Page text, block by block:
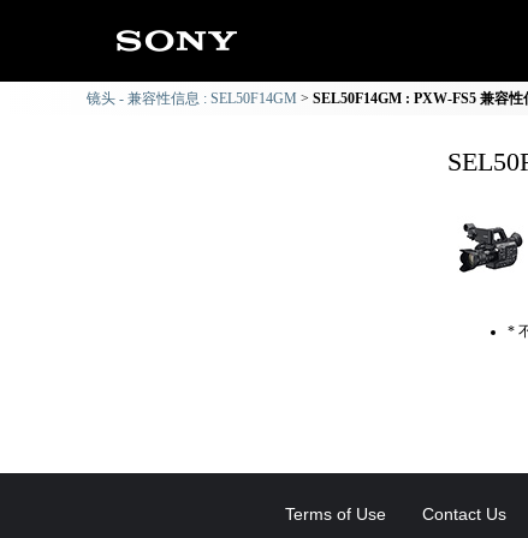
镜头 - 兼容性信息 : SEL50F14GM SEL50F14GM : PXW-FS5 兼容性
*
Terms of Use Contact Us